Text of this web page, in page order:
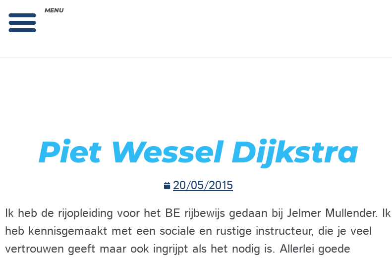
MENU
Piet Wessel Dijkstra
20/05/2015
Ik heb de rijopleiding voor het BE rijbewijs gedaan bij Jelmer Mullender. Ik
heb kennisgemaakt met een sociale en rustige instructeur, die je veel
vertrouwen geeft maar ook ingrijpt als het nodig is. Allerlei goede